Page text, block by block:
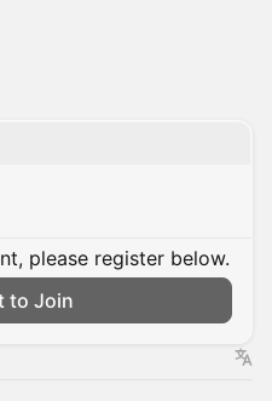
please register below.
to Join